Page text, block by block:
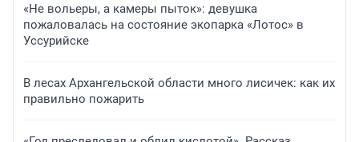
«Не вольеры, а камеры пыток»: девушка
пожаловалась на состояние экопарка «Лотос» в
Уссурийске
В лесах Архангельской области много лисичек: как их
правильно пожарить